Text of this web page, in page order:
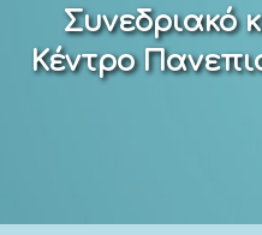
Συνεδριακό
Κέντρο